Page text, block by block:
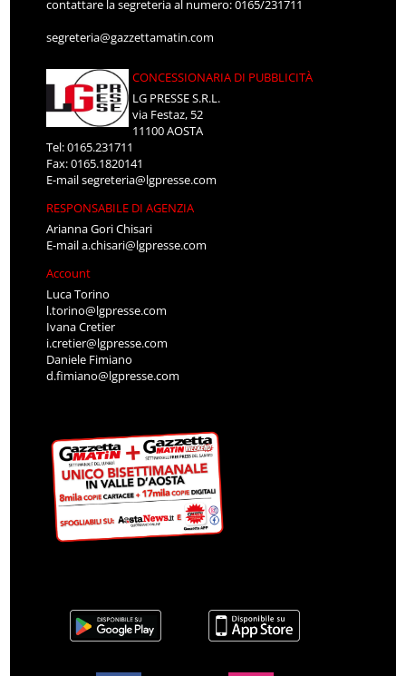
contattare la segreteria al numero: 0165/231711
segreteria@gazzettamatin.com
CONCESSIONARIA DI PUBBLICITÀ
LG PRESSE S.R.L.
via Festaz, 52
11100 AOSTA
Tel: 0165.231711
Fax: 0165.1820141
E-mailsegreteria@lgpresse.com
RESPONSABILE DI AGENZIA
Arianna Gori Chisari
E-maila.chisari@lgpresse.com
Account
Luca Torino
l.torino@lgpresse.com
Ivana Cretier
i.cretier@lgpresse.com
Daniele Fimiano
d.fimiano@lgpresse.com